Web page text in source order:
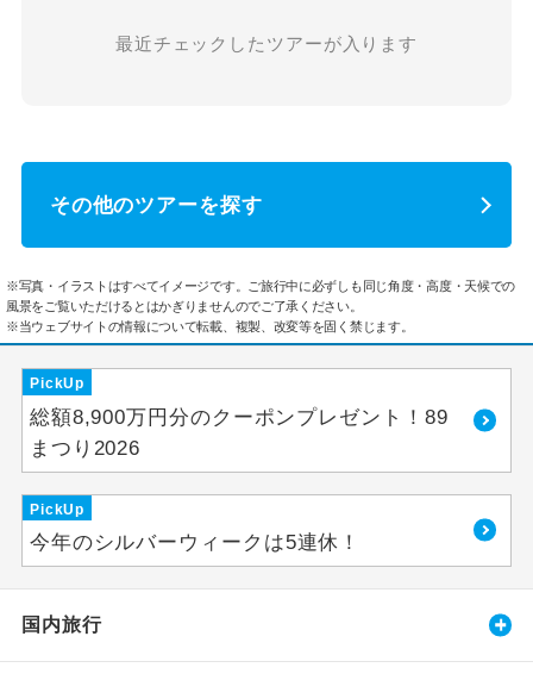
最近チェックしたツアーが入ります
その他のツアーを探す
※写真・イラストはすべてイメージです。ご旅行中に必ずしも同じ角度・高度・天候での
風景をご覧いただけるとはかぎりませんのでご了承ください。
※当ウェブサイトの情報について転載、複製、改変等を固く禁じます。
PickUp
総額8,900万円分のクーポンプレゼント！89
まつり2026
PickUp
今年のシルバーウィークは5連休！
国内旅行